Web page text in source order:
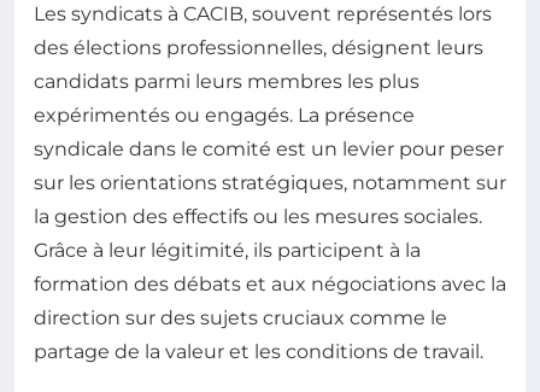
Les syndicats à CACIB, souvent représentés lors
des élections professionnelles, désignent leurs
candidats parmi leurs membres les plus
expérimentés ou engagés. La présence
syndicale dans le comité est un levier pour peser
sur les orientations stratégiques, notamment sur
la gestion des effectifs ou les mesures sociales.
Grâce à leur légitimité, ils participent à la
formation des débats et aux négociations avec la
direction sur des sujets cruciaux comme le
partage de la valeur et les conditions de travail.